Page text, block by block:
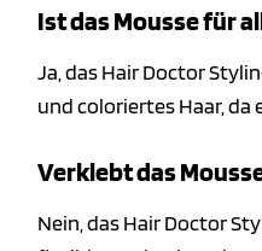
Ist das Mousse für
Ja, das Hair Doctor
und coloriertes Haar, da
Verklebt das
Nein, das Hair Doctor